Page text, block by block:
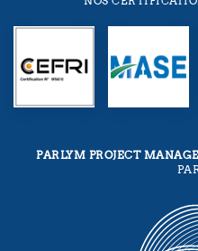
PARLYM PROJECT